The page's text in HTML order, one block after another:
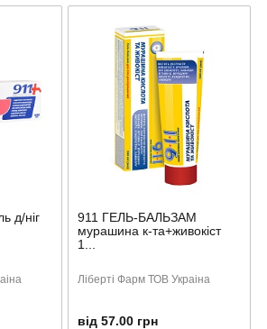
д/ніг
911 ГЕЛЬ-БАЛЬЗАМ
мурашина к-та+живокіст
1...
Ліберті Фарм ТОВ Украіна
від 57.00 грн